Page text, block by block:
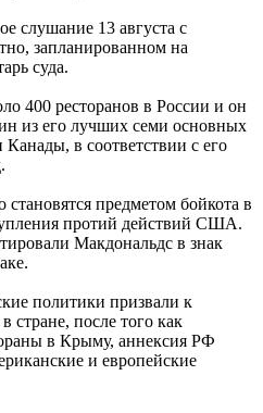
слушание 13 августа с
запланированном на
суда.
400 ресторанов в России и он
из его лучших семи основных
в соответствии с его
предметом бойкота в
протий действий США.
Макдональдс в знак
политики призвали к
стране, после того как
в Крыму, аннексия РФ
и европейские